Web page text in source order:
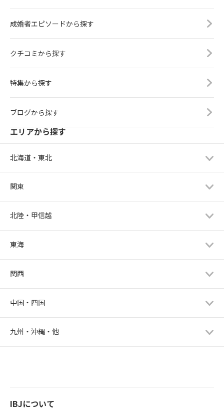
成婚者エピソードから探す
クチコミから探す
特集から探す
ブログから探す
エリアから探す
北海道・東北
関東
北陸・甲信越
東海
関西
中国・四国
九州・沖縄・他
IBJについて